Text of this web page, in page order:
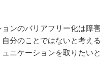
ンのバリアフリー化は障
分のことではないと考え
ニケーションを取りたいと